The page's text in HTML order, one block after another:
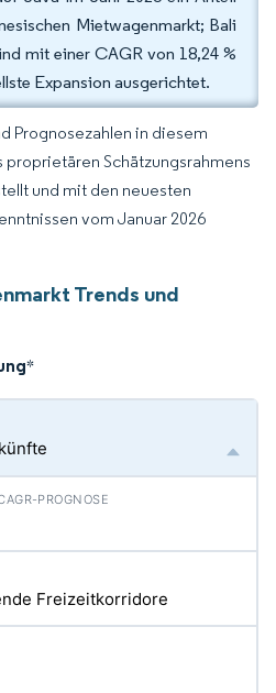
Mietwagenmarkt; Bali
mit einer CAGR von 18,24 %
Expansion ausgerichtet.
Prognosezahlen in diesem
Schätzungsrahmens
und mit den neuesten
vom Januar 2026
Trends und
*
Freizeitkorridore